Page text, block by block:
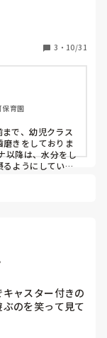
ざけていた園児
とヒヤヒヤする
います。皆さんの
方法などをお聞
3 ・ 10/31
育園
で、幼児クラス
きをしておりま
以降は、水分をし
ようにしていま
ます！
ャスター付きの
のを笑って見て